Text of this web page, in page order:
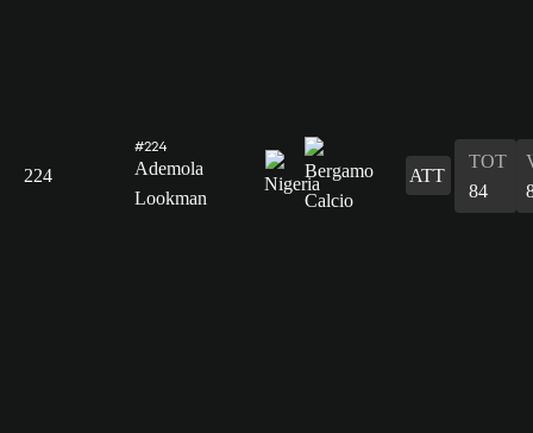
224
#224
Ademola
Lookman
ATT
TOT
84